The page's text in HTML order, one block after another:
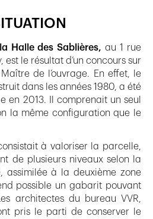
Halle des Sablières,au 1 rue
le résultat d’un concours sur
de l’ouvrage. En effet, le
dans les années 1980, a été
en 2013. Il comprenait un seul
la même configuration que le
à valoriser la parcelle,
de plusieurs niveaux selon la
assimilée à la deuxième zone
possible un gabarit pouvant
architectes du bureau VVR,
pris le parti de conserver le